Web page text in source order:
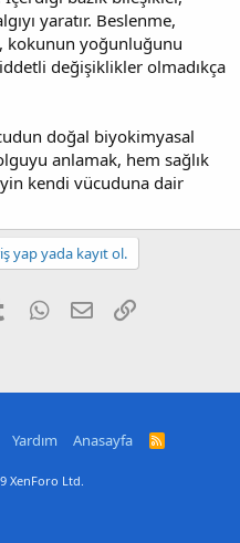
yaratır. Beslenme,
kokunun yoğunluğunu
değişiklikler olmadıkça
doğal biyokimyasal
anlamak, hem sağlık
kendi vücuduna dair
yap yada kayıt ol.
TumblrWhatsApp
E-postaLink
Yardım Anasayfa
R
XenForo Ltd.